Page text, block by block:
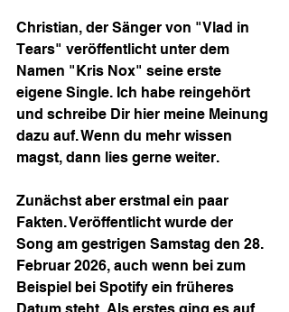
Christian, der Sänger von "Vlad in
Tears" veröffentlicht unter dem
Namen "Kris Nox" seine erste
eigene Single. Ich habe reingehört
und schreibe Dir hier meine Meinung
dazu auf. Wenn du mehr wissen
magst, dann lies gerne weiter.
Zunächst aber erstmal ein paar
Fakten. Veröffentlicht wurde der
Song am gestrigen Samstag den 28.
Februar 2026, auch wenn bei zum
Beispiel bei Spotify ein früheres
Datum steht. Als erstes ging es auf